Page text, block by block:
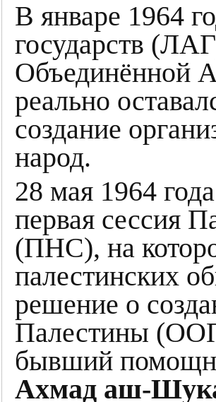
В январе 1964
государств
Объединённой
реально
создание
народ.
28 мая 1964
первая сессия
(ПНС), на
палестинских
решение о
Палестины
бывший
Ахмад аш-